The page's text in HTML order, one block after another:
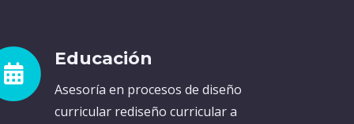
Educación
Asesoría en procesos de diseño
curricular rediseño curricular a